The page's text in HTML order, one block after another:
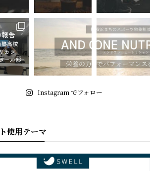
Instagram でフォロー
使用テーマ